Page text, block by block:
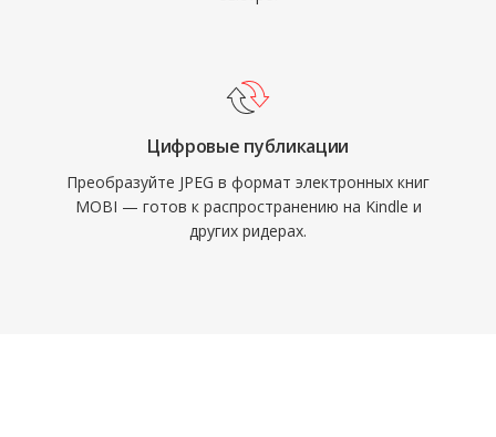
Цифровые публикации
Преобразуйте JPEG в формат электронных книг
MOBI — готов к распространению на Kindle и
других ридерах.